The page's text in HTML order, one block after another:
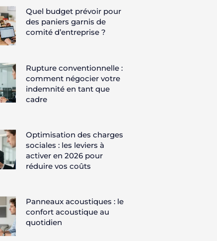
Quel budget prévoir pour
des paniers garnis de
comité d’entreprise ?
Rupture conventionnelle :
comment négocier votre
indemnité en tant que
cadre
Optimisation des charges
sociales : les leviers à
activer en 2026 pour
réduire vos coûts
Panneaux acoustiques : le
confort acoustique au
quotidien